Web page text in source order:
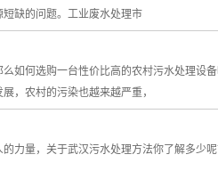
缺的问题。工业废水处理市
何选购一台性价比高的农村污水处理设备
农村的污染也越来越严重，
的力量，关于武汉污水处理方法你了解多